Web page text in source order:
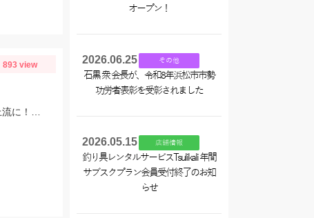
893 view
オープン！
2026.06.25 その他
石黒 衆 会長が、令和8年浜松市市勢
功労者表彰を受彰されました
2026.05.15 店舗情報
釣り具レンタルサービスTsulikali 年間
サブスクプラン会員受付終了のお知
らせ